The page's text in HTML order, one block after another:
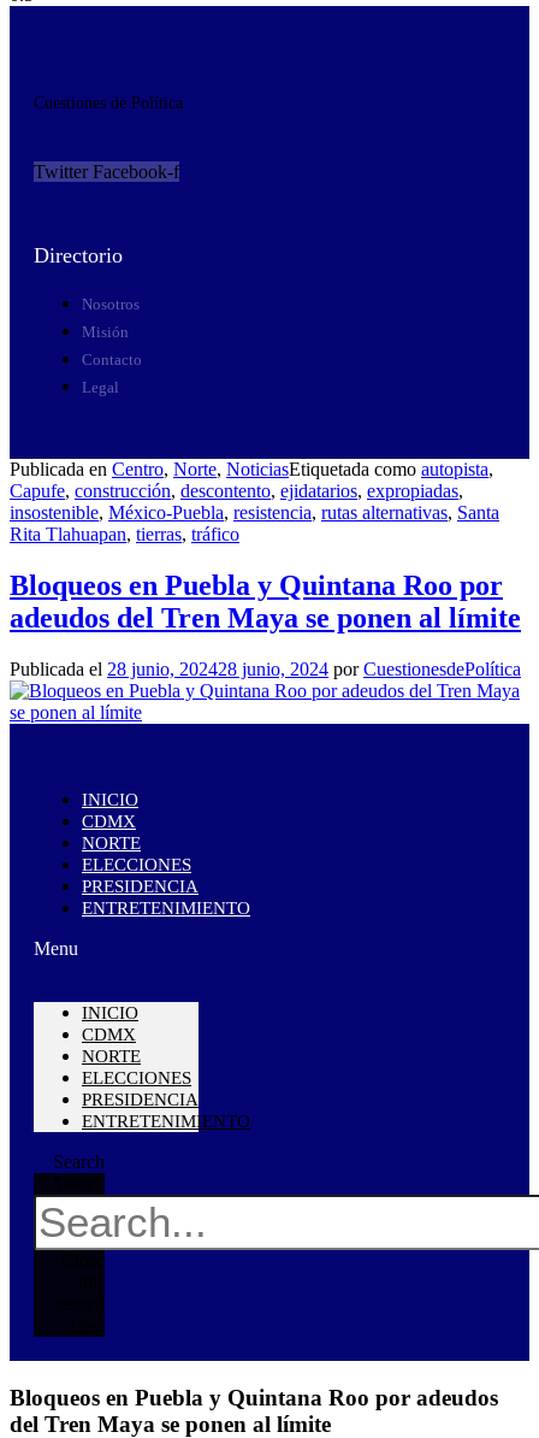
Cuestiones de Política
Twitter Facebook-f
Directorio
Nosotros
Misión
Contacto
Legal
Publicada en Centro, Norte, NoticiasEtiquetada como autopista,
Capufe, construcción, descontento, ejidatarios, expropiadas,
insostenible, México-Puebla, resistencia, rutas alternativas, Santa
Rita Tlahuapan, tierras, tráfico
Bloqueos en Puebla y Quintana Roo por
adeudos del Tren Maya se ponen al límite
Publicada el 28 junio, 202428 junio, 2024 porCuestionesdePolítica
INICIO
CDMX
NORTE
ELECCIONES
PRESIDENCIA
ENTRETENIMIENTO
Menu
INICIO
CDMX
NORTE
ELECCIONES
PRESIDENCIA
ENTRETENIMIENTO
Search
Bloqueos en Puebla y Quintana Roo por adeudos
del Tren Maya se ponen al límite